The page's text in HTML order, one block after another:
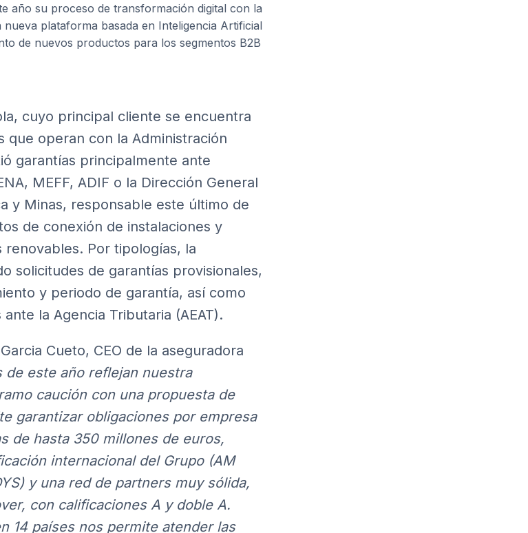
año su proceso de transformación digital con la
plataforma basada en Inteligencia Artificial
de nuevos productos para los segmentos B2B
cuyo principal cliente se encuentra
que operan con la Administración
garantías principalmente ante
MEFF, ADIF o la Dirección General
y Minas, responsable este último de
de conexión de instalaciones y
renovables. Por tipologías, la
solicitudes de garantías provisionales,
y periodo de garantía, así como
la Agencia Tributaria (AEAT).
Cueto, CEO de la aseguradora
de este año reflejan nuestra
caución con una propuesta de
garantizar obligaciones por empresa
de hasta 350 millones de euros,
internacional del Grupo (AM
y una red de partners muy sólida,
con calificaciones A y doble A.
14 países nos permite atender las